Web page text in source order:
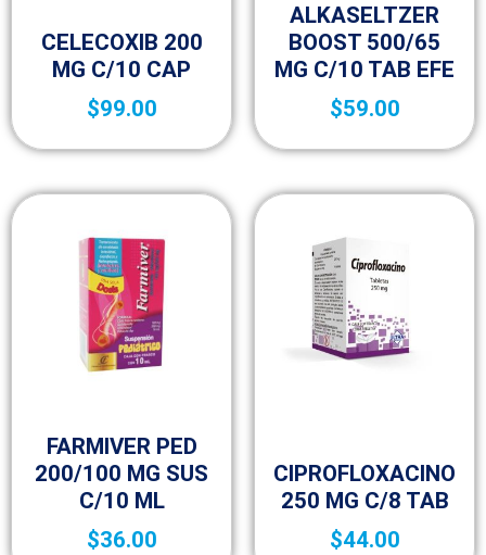
CELECOXIB 200
MG C/10 CAP
$99.00
ALKASELTZER
BOOST 500/65
MG C/10 TAB EFE
$59.00
FARMIVER PED
200/100 MG SUS
C/10 ML
$36.00
CIPROFLOXACINO
250 MG C/8 TAB
$44.00